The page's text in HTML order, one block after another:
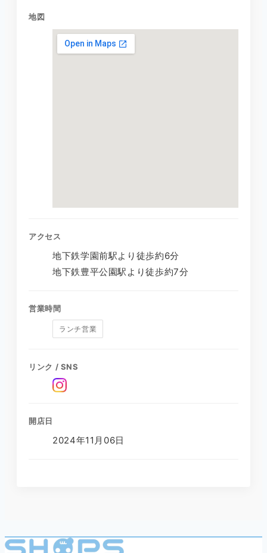
地図
アクセス
地下鉄学園前駅より徒歩約6分
地下鉄豊平公園駅より徒歩約7分
営業時間
ランチ営業
リンク / SNS
開店日
2024年11月06日